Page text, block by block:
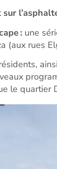
: une
(aux rues
le quartier